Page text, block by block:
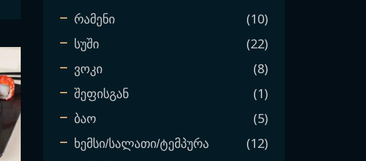
რამენი 10
სუში 22
ვოკი 8
შეფისგან 1
ბაო 5
ხემსი/სალათი/ტემპურა 12